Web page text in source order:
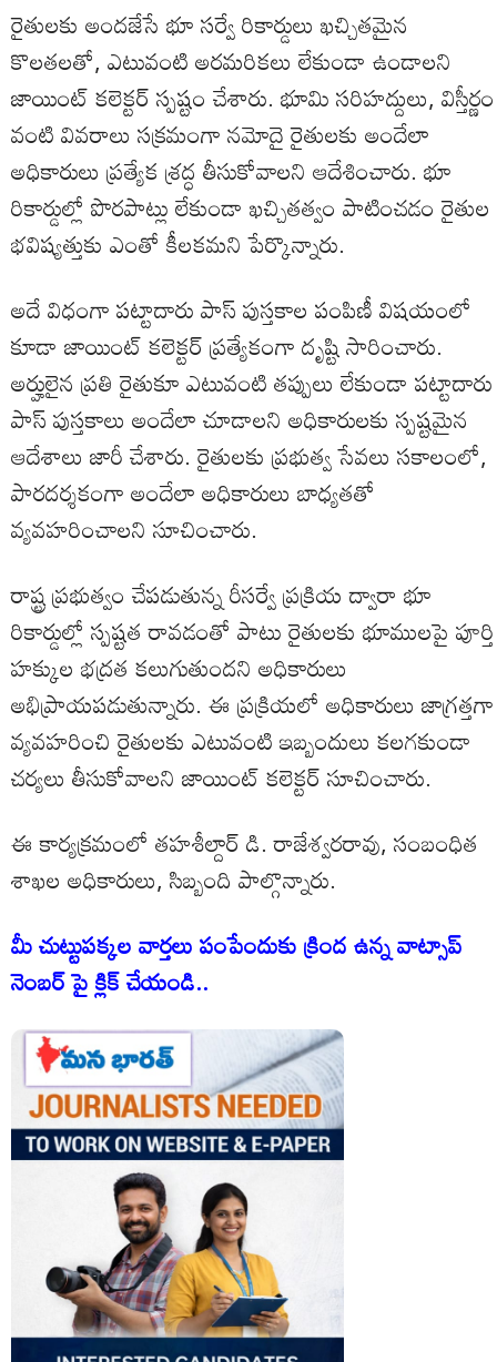
రైతులకు అందజేసే భూ సర్వే రికార్డులు ఖచ్చితమైన
కొలతలతో, ఎటువంటి అరమరికలు లేకుండా ఉండాలని
జాయింట్ కలెక్టర్ స్పష్టం చేశారు. భూమి సరిహద్దులు, విస్తీర్ణం
వంటి వివరాలు సక్రమంగా నమోదై రైతులకు అందేలా
అధికారులు ప్రత్యేక శ్రద్ధ తీసుకోవాలని ఆదేశించారు. భూ
రికార్డుల్లో పొరపాట్లు లేకుండా ఖచ్చితత్వం పాటించడం రైతుల
భవిష్యత్తుకు ఎంతో కీలకమని పేర్కొన్నారు.
అదే విధంగా పట్టాదారు పాస్ పుస్తకాల పంపిణీ విషయంలో
కూడా జాయింట్ కలెక్టర్ ప్రత్యేకంగా దృష్టి సారించారు.
అర్హులైన ప్రతి రైతుకూ ఎటువంటి తప్పులు లేకుండా పట్టాదారు
పాస్ పుస్తకాలు అందేలా చూడాలని అధికారులకు స్పష్టమైన
ఆదేశాలు జారీ చేశారు. రైతులకు ప్రభుత్వ సేవలు సకాలంలో,
పారదర్శకంగా అందేలా అధికారులు బాధ్యతతో
వ్యవహరించాలని సూచించారు.
రాష్ట్ర ప్రభుత్వం చేపడుతున్న రీసర్వే ప్రక్రియ ద్వారా భూ
రికార్డుల్లో స్పష్టత రావడంతో పాటు రైతులకు భూములపై పూర్తి
హక్కుల భద్రత కలుగుతుందని అధికారులు
అభిప్రాయపడుతున్నారు. ఈ ప్రక్రియలో అధికారులు జాగ్రత్తగా
వ్యవహరించి రైతులకు ఎటువంటి ఇబ్బందులు కలగకుండా
చర్యలు తీసుకోవాలని జాయింట్ కలెక్టర్ సూచించారు.
ఈ కార్యక్రమంలో తహశీల్దార్ డి. రాజేశ్వరరావు, సంబంధిత
శాఖల అధికారులు, సిబ్బంది పాల్గొన్నారు.
మీ చుట్టుపక్కల వార్తలు పంపేందుకు క్రింద ఉన్న వాట్సాప్
నెంబర్ పై క్లిక్ చేయండి..